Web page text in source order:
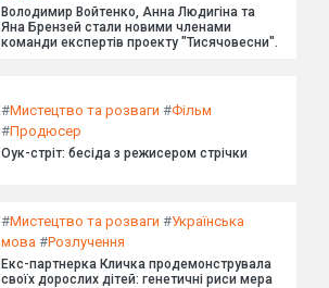
Володимир Войтенко, Анна Людигіна та
Яна Брензей стали новими членами
команди експертів проекту "Тисячовесни".
#Мистецтво та розваги #Фільм
#Продюсер
Оук-стріт: бесіда з режисером стрічки
#Мистецтво та розваги #Українська
мова #Розлучення
Екс-партнерка Кличка продемонструвала
своїх дорослих дітей: генетичні риси мера